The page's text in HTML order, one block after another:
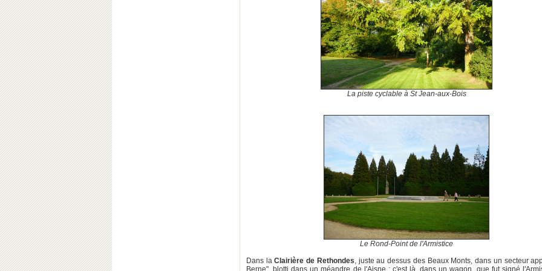
La piste cyclable à St Jean-aux-Bois
Le Rond-Point de l'Armistice
Dans laClairière de Rethondes, juste au dessus des Beaux Monts, dans un secteur
Berne", blotti dans un méandre de l'Aisne : c'est là, dans un wagon, que fut signé